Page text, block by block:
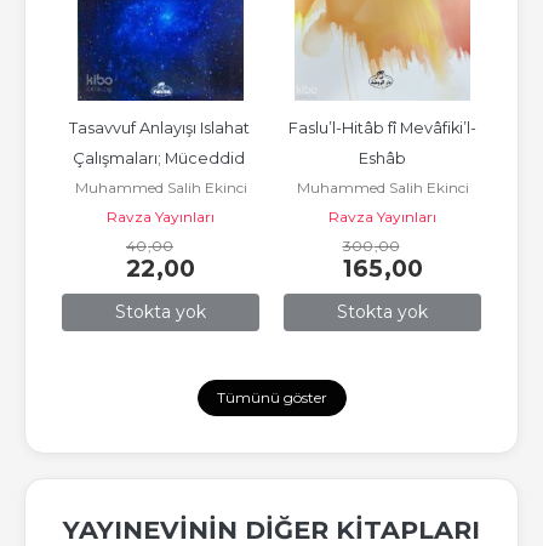
Stokta yok
Tasavvuf Anlayışı Islahat
Çalışmaları; Müceddid
Şah Veliyullah Dehlevi
Muhammed Salih Ekinci
Ravza Yayınları
40,00
22,00
Stokta yok
Faslu’l-Hitâb fî Mevâfiki’l-
Eshâb
Muhammed Salih Ekinci
Ravza Yayınları
300,00
165,00
Tümünü göster
YAYINEVININ DIĞER KITAPLARI